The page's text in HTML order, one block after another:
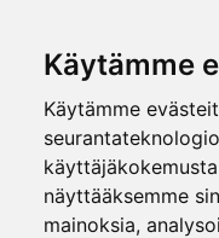
Käytämme
Käytämme
näyttääksemme
mainoksia,